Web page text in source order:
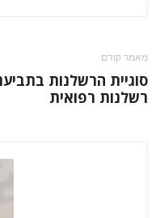
מאמר קודם
סוגיית הרשלנות
רשלנות רפואית